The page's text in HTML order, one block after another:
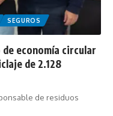
SEGUROS
economía circular
de 2.128
de residuos